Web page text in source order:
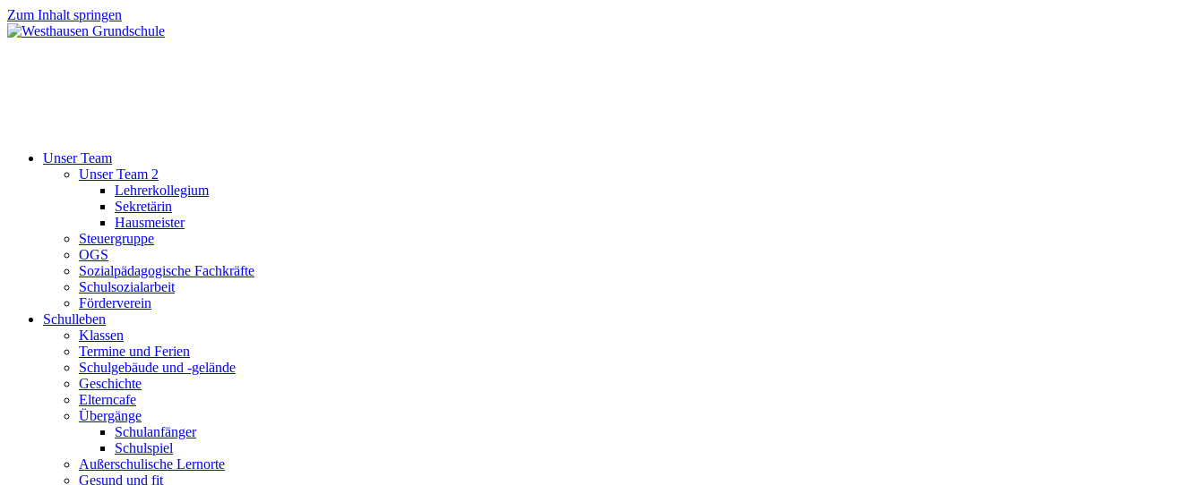
Zum Inhalt springen
Unser Team
Unser Team 2
Lehrerkollegium
Sekretärin
Hausmeister
Steuergruppe
OGS
Sozialpädagogische Fachkräfte
Schulsozialarbeit
Förderverein
Schulleben
Klassen
Termine und Ferien
Schulgebäude und -gelände
Geschichte
Elterncafe
Übergänge
Schulanfänger
Schulspiel
Außerschulische Lernorte
Gesund und fit